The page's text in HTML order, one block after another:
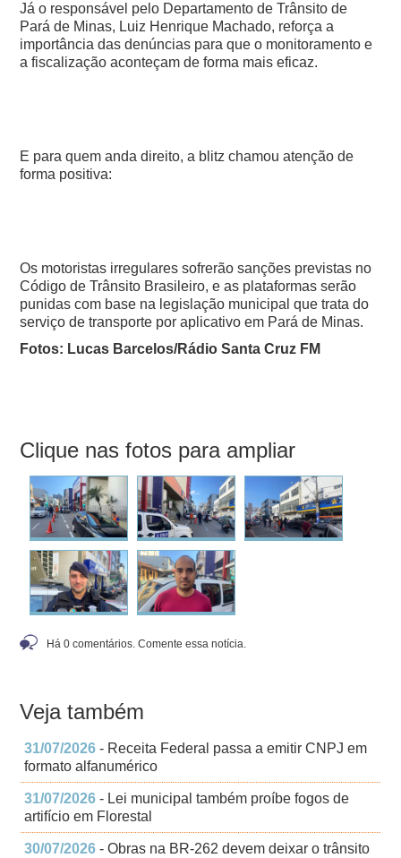
Já o responsável pelo Departamento de Trânsito de
Pará de Minas, Luiz Henrique Machado, reforça a
importância das denúncias para que o monitoramento e
a fiscalização aconteçam de forma mais eficaz.
E para quem anda direito, a blitz chamou atenção de
forma positiva:
Os motoristas irregulares sofrerão sanções previstas no
Código de Trânsito Brasileiro, e as plataformas serão
punidas com base na legislação municipal que trata do
serviço de transporte por aplicativo em Pará de Minas.
Fotos: Lucas Barcelos/Rádio Santa Cruz FM
Clique nas fotos para ampliar
Há 0 comentários. Comente essa notícia.
Veja também
31/07/2026 - Receita Federal passa a emitir CNPJ em
formato alfanumérico
31/07/2026 - Lei municipal também proíbe fogos de
artifício em Florestal
30/07/2026 - Obras na BR-262 devem deixar o trânsito